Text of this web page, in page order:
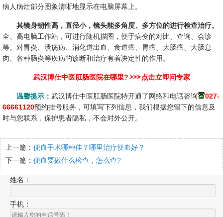
病人病灶部分图象清晰地显示在电脑屏幕上。
其镜身韧性高，直径小，镜头能多角度、多方位的进行检查治疗。
全、高电脑工作站，可进行随机描图，便于病变的对比、查询、会诊
等。对胃炎、溃疡病、消化道出血、食道癌、胃癌、大肠癌、大肠息
肉、各种肠炎等疾病的诊断和治疗有着决定性的作用。
武汉博仕中医肛肠医院在哪里? 点击立即问专家
温馨提示： 武汉博仕中医肛肠医院特开通了网络和电话咨询
027-
66661120预约挂号服务，可填写下列信息，我们根据您留下的信息及
时与您联系，保护患者隐私，不会对外公开。
上一篇： 便血手术哪种佳？哪里治疗便血好？
下一篇： 便血要做什么检查，怎么查?
姓名：
手机：